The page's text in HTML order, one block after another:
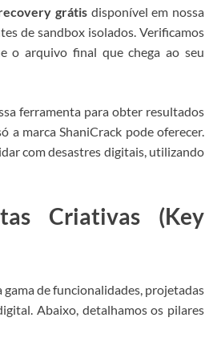
grátis disponível em nossa
de sandbox isolados. Verificamos
o arquivo final que chega ao seu
ferramenta para obter resultados
a marca ShaniCrack pode oferecer.
com desastres digitais, utilizando
Criativas (Key
gama de funcionalidades, projetadas
Abaixo, detalhamos os pilares